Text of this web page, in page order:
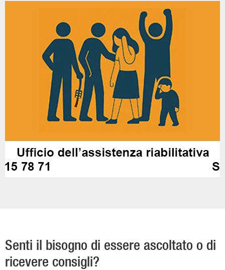
Senti il bisogno di essere ascoltato o di
ricevere consigli?